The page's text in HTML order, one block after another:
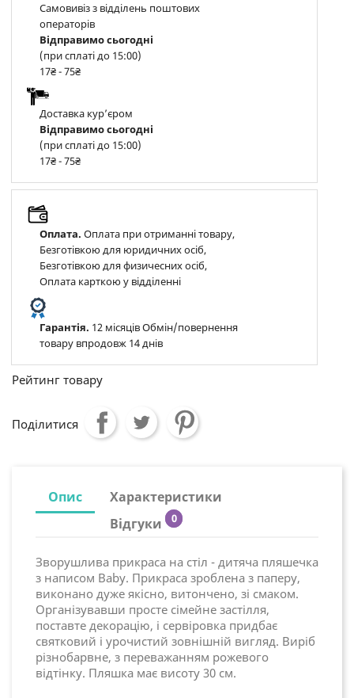
Самовивіз з відділень поштових
операторів
Відправимо сьогодні
(при сплаті до 15:00)
17₴ - 75₴
Доставка курʼєром
Відправимо сьогодні
(при сплаті до 15:00)
17₴ - 75₴
Оплата. Оплата при отриманні товару,
Безготівкою для юридичних осіб,
Безготівкою для физичесних осіб,
Оплата карткою у відділенні
Гарантія. 12 місяців Обмін/повернення
товару впродовж 14 днів
Рейтинг товару
Поділитися
Опис
Характеристики
Відгуки
0
Зворушлива прикраса на стіл - дитяча пляшечка
з написом Baby. Прикраса зроблена з паперу,
виконано дуже якісно, витончено, зі смаком.
Організувавши просте сімейне застілля,
поставте декорацію, і сервіровка придбає
святковий і урочистий зовнішній вигляд. Виріб
різнобарвне, з переважанням рожевого
відтінку. Пляшка має висоту 30 см.